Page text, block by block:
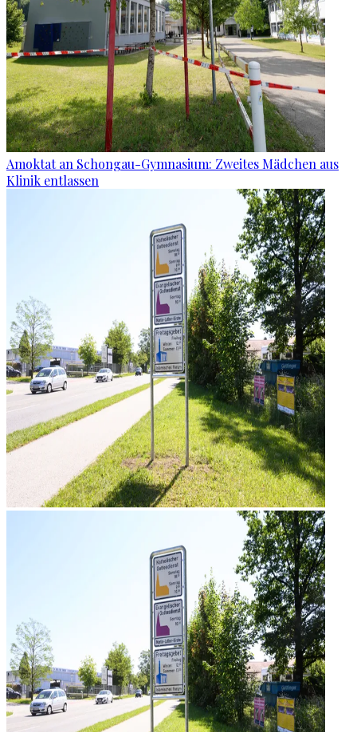
Amoktat an Schongau-Gymnasium: Zweites Mädchen aus
Klinik entlassen